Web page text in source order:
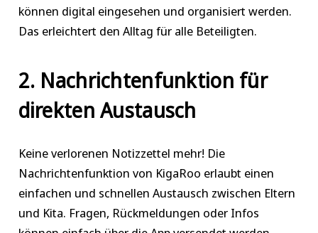
können digital eingesehen und organisiert werden.
Das erleichtert den Alltag für alle Beteiligten.
2. Nachrichtenfunktion für
direkten Austausch
Keine verlorenen Notizzettel mehr! Die
Nachrichtenfunktion von KigaRoo erlaubt einen
einfachen und schnellen Austausch zwischen Eltern
und Kita. Fragen, Rückmeldungen oder Infos